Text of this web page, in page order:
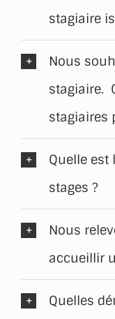
stagiaire
Nous
stagiaire.
stagiaires
Quelle est
stages ?
Nous
accueillir
Quelles